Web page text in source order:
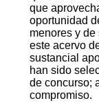
que
oportunidad
menores y
este acervo
sustancial
han sido
de concurso;
compromiso.